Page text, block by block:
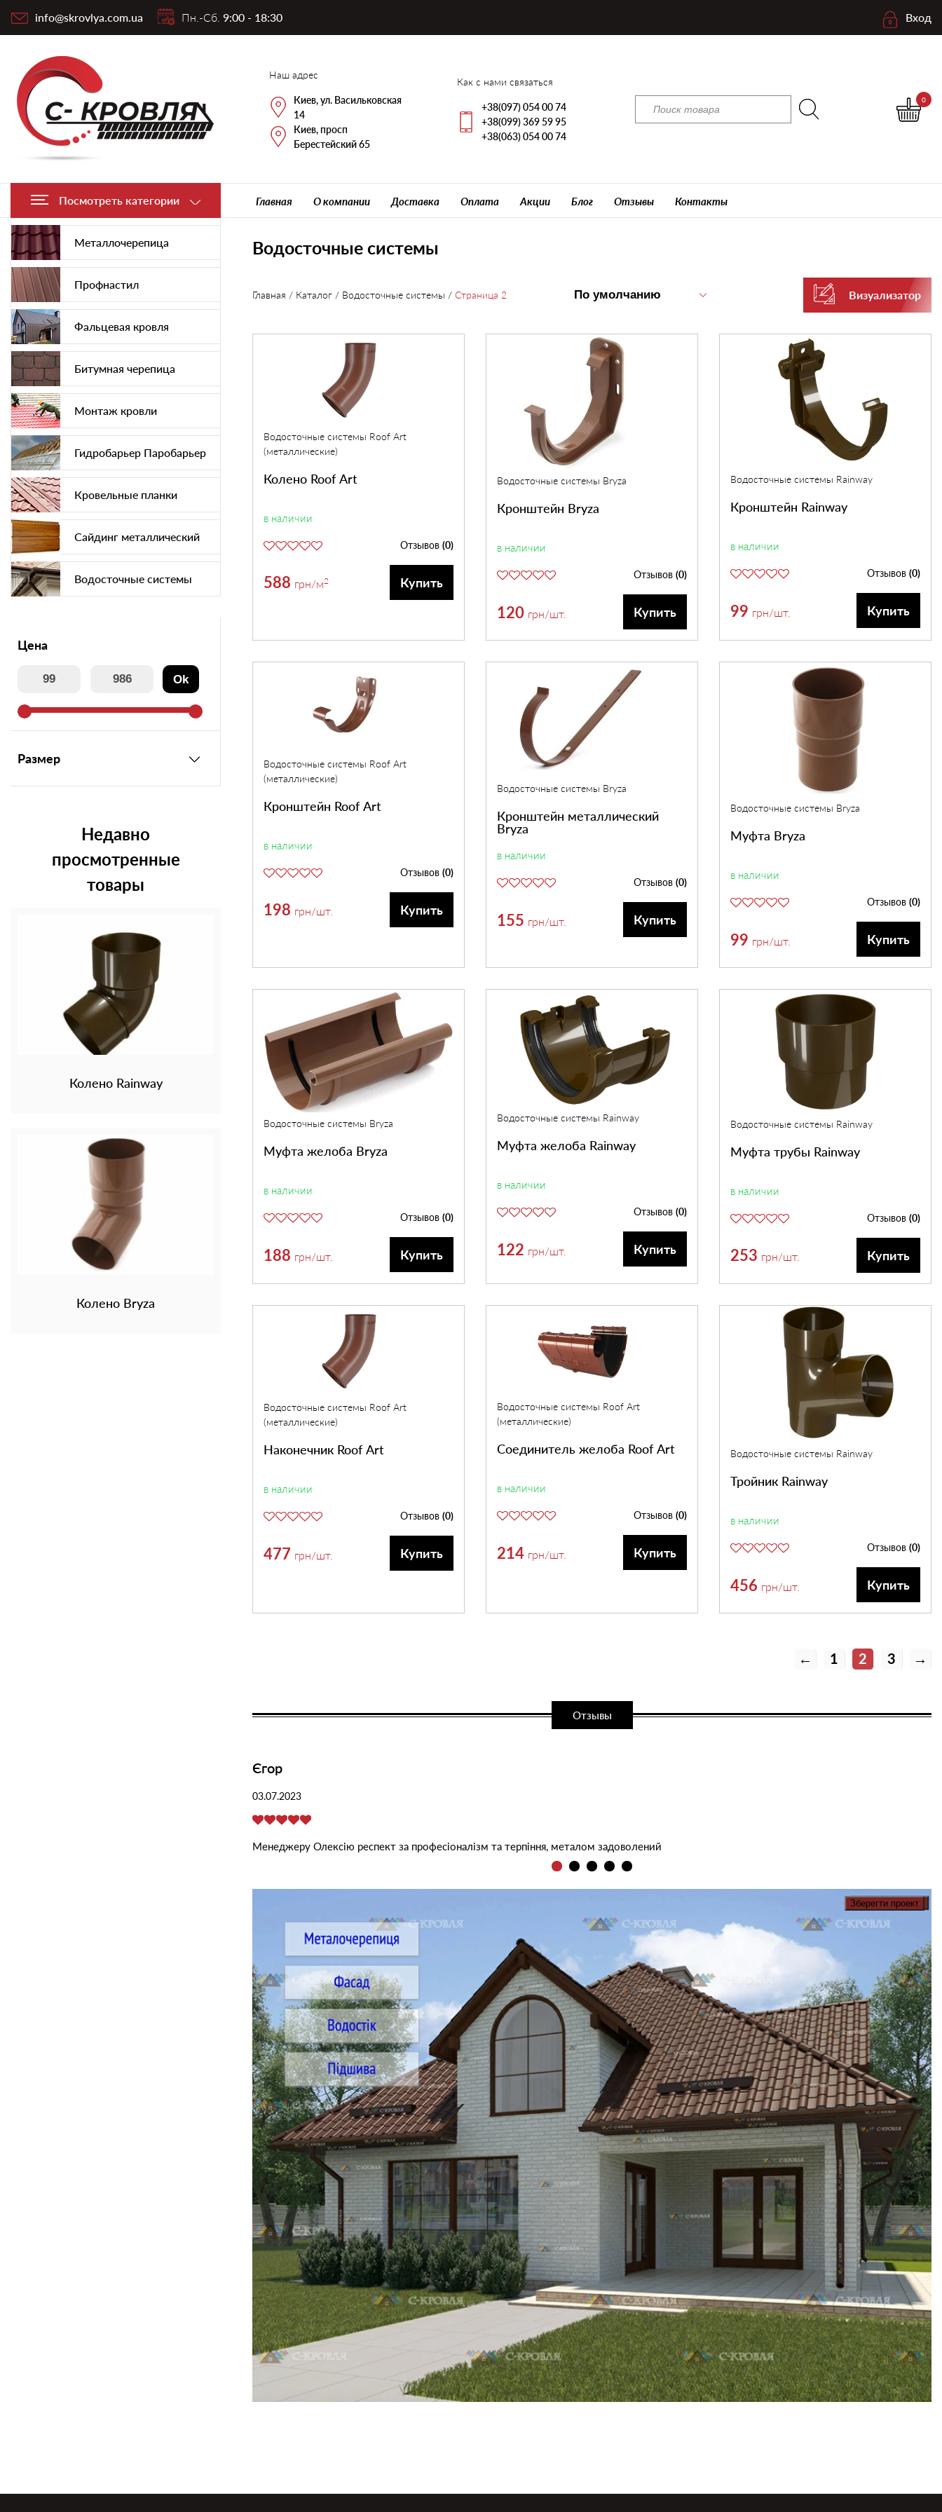
info@skrovlya.com.ua Пн.-Сб. 9:00 - 18:30 Вход
Наш адрес
Киев, ул. Васильковская
14
Киев, просп
Берестейский 65
Как с нами связаться
+38(097) 054 00 74
+38(099) 369 59 95
+38(063) 054 00 74
0
Посмотреть категории Главная О компании Доставка Оплата Акции Блог Отзывы Контакты
Металлочерепица
Профнастил
Фальцевая кровля
Битумная черепица
Монтаж кровли
Гидробарьер Паробарьер
Кровельные планки
Сайдинг металлический
Водосточные системы
Мансардные окна
Композитная черепица
Сетка для забора 3D
Чердачные лесницы
Цена
Ok
Размер
Недавно
просмотренные
товары
Колено Rainway
Колено Bryza
Водосточные системы
Главная / Каталог / Водосточные системы / Страница 2 Визуализатор
Водосточные системы Roof Art
(металлические)
Колено Roof Art
в наличии
Отзывов (0)
588 грн/м2 Купить
Водосточные системы Bryza
Кронштейн Bryza
в наличии
Отзывов (0)
120 грн/шт. Купить
Водосточные системы Rainway
Кронштейн Rainway
в наличии
Отзывов (0)
99 грн/шт. Купить
Водосточные системы Roof Art
(металлические)
Кронштейн Roof Art
в наличии
Отзывов (0)
198 грн/шт. Купить
Водосточные системы Bryza
Кронштейн металлический
Bryza
в наличии
Отзывов (0)
155 грн/шт. Купить
Водосточные системы Bryza
Муфта Bryza
в наличии
Отзывов (0)
99 грн/шт. Купить
Водосточные системы Bryza
Муфта желоба Bryza
в наличии
Отзывов (0)
188 грн/шт. Купить
Водосточные системы Rainway
Муфта желоба Rainway
в наличии
Отзывов (0)
122 грн/шт. Купить
Водосточные системы Rainway
Муфта трубы Rainway
в наличии
Отзывов (0)
253 грн/шт. Купить
Водосточные системы Roof Art
(металлические)
Наконечник Roof Art
в наличии
Отзывов (0)
477 грн/шт. Купить
Водосточные системы Roof Art
(металлические)
Соединитель желоба Roof Art
в наличии
Отзывов (0)
214 грн/шт. Купить
Водосточные системы Rainway
Тройник Rainway
в наличии
Отзывов (0)
456 грн/шт. Купить
← 1 2 3 →
Отзывы
Єгор
03.07.2023
Менеджеру Олексію респект за професіоналізм та терпіння, металом задоволений
Зберегти проект